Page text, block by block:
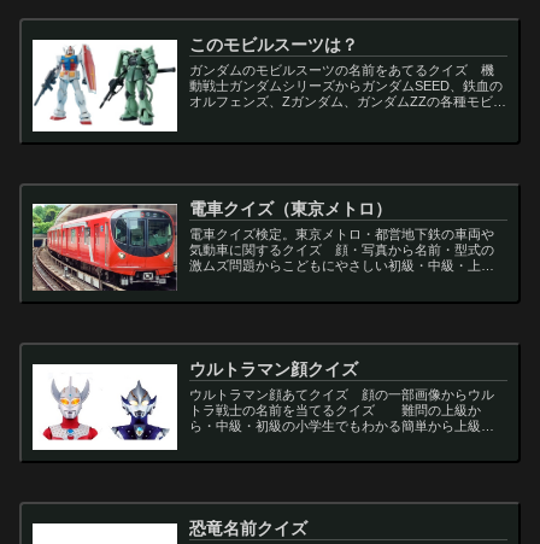
このモビルスーツは？
ガンダムのモビルスーツの名前をあてるクイズ 機
動戦士ガンダムシリーズからガンダムSEED、鉄血の
オルフェンズ、Zガンダム、ガンダムZZの各種モビル
電車クイズ（東京メトロ）
電車クイズ検定。東京メトロ・都営地下鉄の車両や
気動車に関するクイズ 顔・写真から名前・型式の
激ムズ問題からこどもにやさしい初級・中級・上級
ウルトラマン顔クイズ
ウルトラマン顔あてクイズ 顔の一部画像からウル
トラ戦士の名前を当てるクイズ 難問の上級か
ら・中級・初級の小学生でもわかる簡単から上級者
恐竜名前クイズ